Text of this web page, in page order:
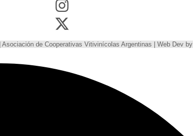
| Asociación de Cooperativas Vitivinícolas Argentinas | Web Dev by